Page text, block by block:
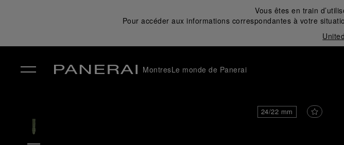
Vous êtes en train
Pour accéder aux informations correspondantes à votre
MontresLe monde de Panerai
24/22 mm